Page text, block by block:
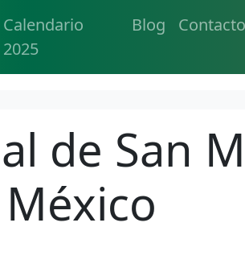
Calendario
2025
Blog Contacto
de San
México